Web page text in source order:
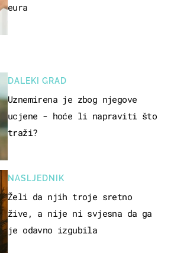
eura
DALEKI GRAD
Uznemirena je zbog njegove
ucjene - hoće li napraviti što
traži?
NASLJEDNIK
Želi da njih troje sretno
žive, a nije ni svjesna da ga
je odavno izgubila